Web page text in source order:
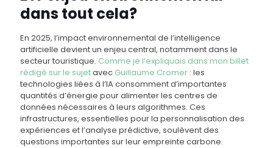
dans tout cela?
En 2025, l’impact environnemental de l’intelligence
artificielle devient un enjeu central, notamment dans le
secteur touristique. Comme je l’expliquais dans mon billet
rédigé sur le sujetavec Guillaume Cromer : les
technologies liées à l’IA consomment d’importantes
quantités d’énergie pour alimenter les centres de
données nécessaires à leurs algorithmes. Ces
infrastructures, essentielles pour la personnalisation des
expériences et l’analyse prédictive, soulèvent des
questions importantes sur leur empreinte carbone.